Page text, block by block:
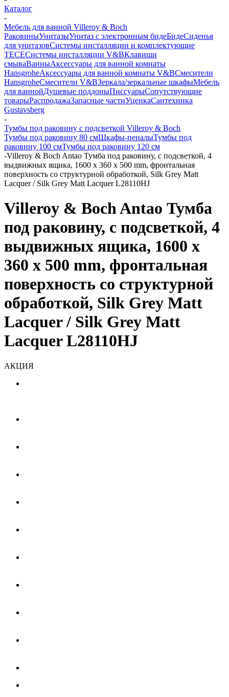
Каталог
-
Мебель для ванной Villeroy & Boch
РаковиныУнитазыУнитаз с электронным бидеБидеСиденья
для унитазовСистемы инсталляции и комплектующие
TECEСистемы инсталляции V&BКлавиши
смываВанныАксессуары для ванной комнаты
HansgroheАксессуары для ванной комнаты V&BСмесители
HansgroheСмесители V&BЗеркала/зеркальные шкафыМебель
для ваннойДушевые поддоныПиссуарыСопутствующие
товарыРаспродажаЗапасные частиУценкаСантехника
Gustavsberg
-
Тумбы под раковину с подсветкой Villeroy & Boch
Тумбы под раковину 80 смШкафы-пеналыТумбы под
раковину 100 смТумбы под раковину 120 см
-Villeroy & Boch Antao Тумба под раковину, с подсветкой, 4
выдвижных ящика, 1600 x 360 x 500 mm, фронтальная
поверхность со структурной обработкой, Silk Grey Matt
Lacquer / Silk Grey Matt Lacquer L28110HJ
Villeroy & Boch Antao Тумба
под раковину, с подсветкой, 4
выдвижных ящика, 1600 x
360 x 500 mm, фронтальная
поверхность со структурной
обработкой, Silk Grey Matt
Lacquer / Silk Grey Matt
Lacquer L28110HJ
АКЦИЯ